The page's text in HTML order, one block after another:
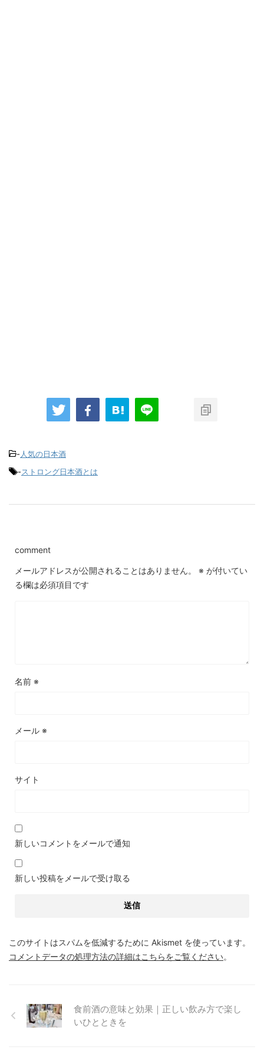
- 人気の日本酒
-ストロング日本酒とは
comment
メールアドレスが公開されることはありません。 ※ が付いてい
る欄は必須項目です
名前 ※
メール ※
サイト
新しいコメントをメールで通知
新しい投稿をメールで受け取る
このサイトはスパムを低減するために Akismet を使っています。
コメントデータの処理方法の詳細はこちらをご覧ください。
食前酒の意味と効果｜正しい飲み方で楽し
いひとときを